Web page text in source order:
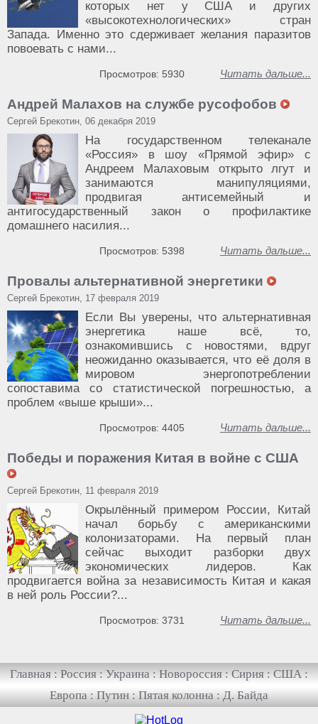
которых нет у США и других
«высокотехнологических» стран
Запада. Именно это сдерживает желания паразитов
повоевать с нами...
Читать дальше...
Просмотров: 5930
Андрей Малахов на службе русофобов
Сергей Брекотин, 06 декабря 2019
На государственном телеканале
«Россия» в шоу «Прямой эфир» с
Андреем Малаховым открыто лгут и
занимаются манипуляциями,
продвигая антисемейный и
антигосударственный закон о профилактике
домашнего насилия...
Читать дальше...
Просмотров: 5398
Провалы альтернативной энергетики
Сергей Брекотин, 17 февраля 2019
Если Вы уверены, что альтернативная
энергетика наше всё, то,
ознакомившись с новостями, вдруг
неожиданно оказывается, что её доля в
мировом энергопотреблении
сопоставима со статистической погрешностью, а
проблем «выше крыши»...
Читать дальше...
Просмотров: 4405
Победы и поражения Китая в войне с США
Сергей Брекотин, 11 февраля 2019
Окрылённый примером России, Китай
начал борьбу с американскими
колонизаторами. На первый план
сейчас выходит разборки двух
экономических лидеров. Как
продвигается война за независимость Китая и какая
в ней роль России?...
Читать дальше...
Просмотров: 3731
Главная : Россия : Украина : Новороссия : Сирия : США :
Европа : Путин : Пятая колонна : Д. Байда